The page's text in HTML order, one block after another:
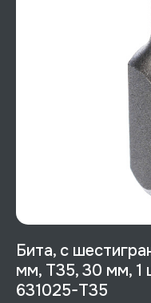
Бита, с
мм, T35, 30 мм, 1
631025-T35